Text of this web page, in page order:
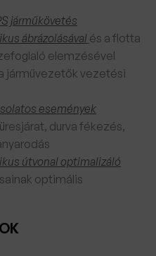
járműkövetés
ábrázolásával és a flotta
elemzésével
járművezetők vezetési
események
durva fékezés,
útvonal optimalizáló
optimális